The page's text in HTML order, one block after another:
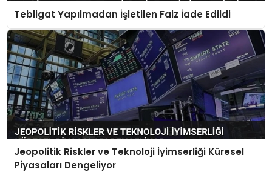
Tebligat Yapılmadan İşletilen Faiz İade Edildi
Jeopolitik Riskler ve Teknoloji İyimserliği Küresel
Piyasaları Dengeliyor